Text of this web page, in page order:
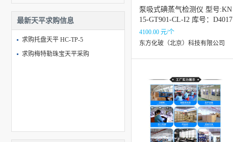
最新天平求购信息
求购托盘天平 HC-TP-5
求购梅特勒珠宝天平采购
泵吸式碘蒸气检测仪 型号:KN
15-GT901-CL-I2 库号：D4017
73
4100.00 元/个
东方化玻（北京）科技有限公司